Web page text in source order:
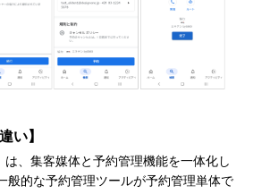
い】
、集客媒体と予約管理機能を一体化し
般的な予約管理ツールが予約管理単体で